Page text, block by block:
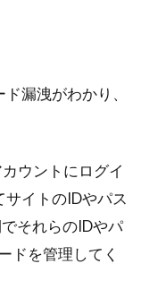
漏洩がわかり、
ウントにログイ
イトのIDやパス
それらのIDやパ
ドを管理してく